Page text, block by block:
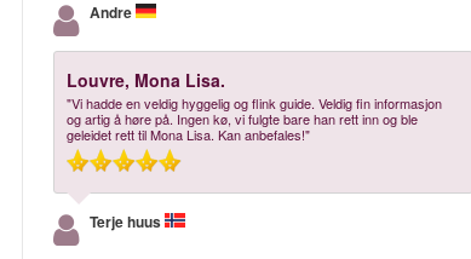
Andre
Louvre, Mona Lisa.
"Vi hadde en veldig hyggelig og flink guide. Veldig fin informasjon
og artig å høre på. Ingen kø, vi fulgte bare han rett inn og ble
geleidet rett til Mona Lisa. Kan anbefales!"
Terje huus